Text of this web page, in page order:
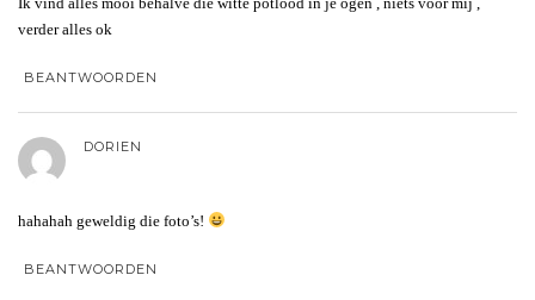
verder alles ok
BEANTWOORDEN
DORIEN
hahahah geweldig die foto’s!
BEANTWOORDEN